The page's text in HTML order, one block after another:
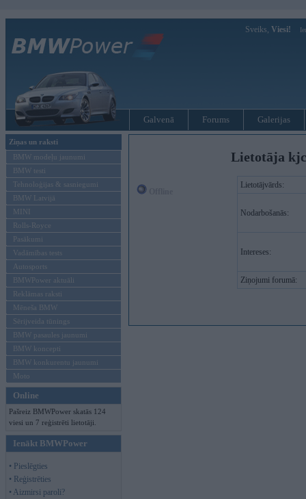
Sveiks, Viesi!
Galvenā Forums Galerijas
Ziņas un raksti
BMW modeļu jaunumi
BMW testi
Tehnoloģijas & sasniegumi
BMW Latvijā
MINI
Rolls-Royce
Pasākumi
Vadāmības tests
Autosports
BMWPower aktuāli
Reklāmas raksti
Mēneša BMW
Sērijveida tūnings
BMW pasaules jaunumi
BMW koncepti
BMW konkurentu jaunumi
Moto
Online
Pašreiz BMWPower skatās 124
viesi un 7 reģistrēti lietotāji.
Ienākt BMWPower
• Pieslēgties
• Reģistrēties
• Aizmirsi paroli?
Lietotāja
Lietotājvārds:
Nodarbošanās:
Intereses:
Ziņojumi forumā: